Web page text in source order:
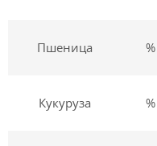
Пшеница %
Кукуруза %